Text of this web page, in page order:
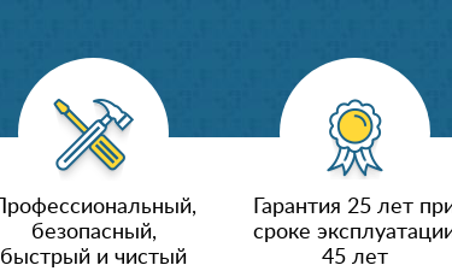
Профессиональный,
безопасный,
быстрый и чистый
Гарантия 25 лет
сроке
45 лет